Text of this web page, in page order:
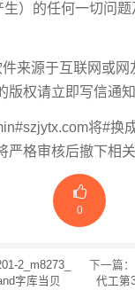
生）的任何一切问
来源于互联网或
版权请立即写信通知
将#换
严格审核后撤下相
0
2_m8273_
字库当贝
下一篇：
代工第